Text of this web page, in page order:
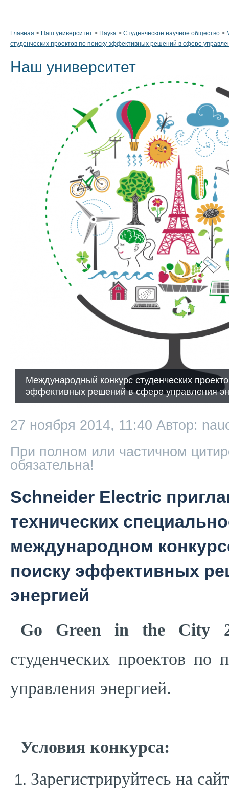
Главная > Наш университет > Наука > Студенческое научное общество >
студенческих проектов по поиску эффективных решений в сфере
Наш университет
Международный конкурс студенческих
эффективных решений в сфере управления
27 ноября 2014, 11:40 Автор:
При полном или частичном
обязательна!
Schneider Electric
технических
международном
поиску эффективных
энергией
Go Green in the City
студенческих проектов
управления энергией.
Условия конкурса:
Зарегистрируйтесь на